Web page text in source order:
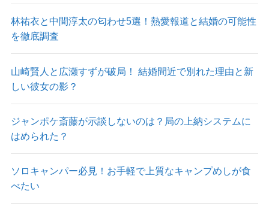
林祐衣と中間淳太の匂わせ5選！熱愛報道と結婚の可能性
を徹底調査
山崎賢人と広瀬すずが破局！ 結婚間近で別れた理由と新
しい彼女の影？
ジャンポケ斎藤が示談しないのは？局の上納システムに
はめられた？
ソロキャンパー必見！お手軽で上質なキャンプめしが食
べたい